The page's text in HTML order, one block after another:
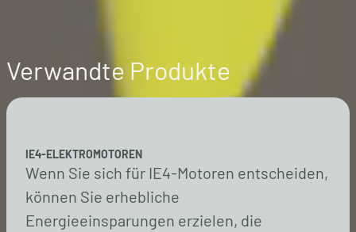
Verwandte Produkte
IE4-ELEKTROMOTOREN
Wenn Sie sich für IE4-Motoren entscheiden,
können Sie erhebliche
Energieeinsparungen erzielen, die